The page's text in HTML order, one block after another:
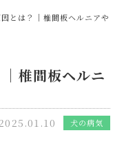
とは？｜椎間板ヘルニアや
椎間板ヘルニ
2025.01.10 犬の病気